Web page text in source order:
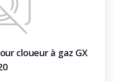
cloueur à gaz GX